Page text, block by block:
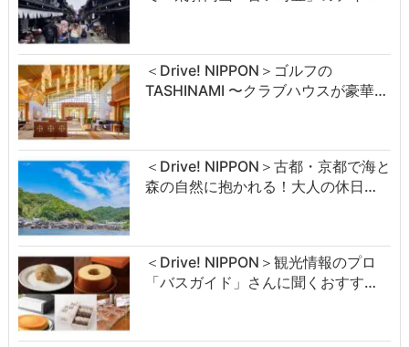
＜Drive! NIPPON＞ゴルフの
TASHINAMI 〜クラブハウスが豪華…
＜Drive! NIPPON＞古都・京都で海と
森の自然に抱かれる！大人の休日…
＜Drive! NIPPON＞観光情報のプロ
「バスガイド」さんに聞くおすす…